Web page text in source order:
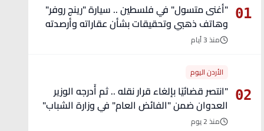
01
"أغنى متسول" في فلسطين .. سيارة "رينج روفر"
وهاتف ذهبي وتحقيقات بشأن عقاراته وأرصدته
منذ 3 أيام
02
الأردن اليوم
"انتصر قضائيًا بإلغاء قرار نقله .. ثم أُدرجه الوزير
العدوان ضمن "الفائض العام" في وزارة الشباب"
- تفاصيل
منذ 2 يوم